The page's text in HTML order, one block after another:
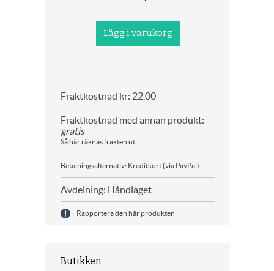
Fraktkostnad kr: 22,00
Fraktkostnad med annan produkt:
gratis
Så här räknas frakten ut
Betalningsalternativ: Kreditkort (via PayPal)
Avdelning: Håndlaget
Rapportera den här produkten
Butikken